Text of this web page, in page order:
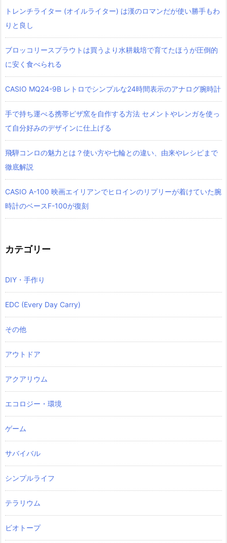
トレンチライター (オイルライター) は漢のロマンだが使い勝手もわ
りと良し
ブロッコリースプラウトは買うより水耕栽培で育てたほうが圧倒的
に安く食べられる
CASIO MQ24-9B レトロでシンプルな24時間表示のアナログ腕時計
手で持ち運べる携帯ピザ窯を自作する方法 セメントやレンガを使っ
て自分好みのデザインに仕上げる
飛騨コンロの魅力とは？使い方や七輪との違い、由来やレシピまで
徹底解説
CASIO A-100 映画エイリアンでヒロインのリプリーが着けていた腕
時計のベースF-100が復刻
カテゴリー
DIY・手作り
EDC (Every Day Carry)
その他
アウトドア
アクアリウム
エコロジー・環境
ゲーム
サバイバル
シンプルライフ
テラリウム
ビオトープ